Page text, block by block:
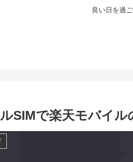
良い日を過
SIMで楽天モバイ